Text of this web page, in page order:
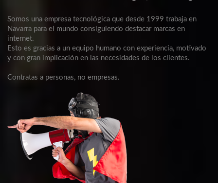
Somos una empresa tecnológica que desde 1999 trabaja en
Navarra para el mundo consiguiendo destacar marcas en
internet.
Esto es gracias a un equipo humano con experiencia, motivado
y con gran implicación en las necesidades de los clientes.
Contratas a personas, no empresas.